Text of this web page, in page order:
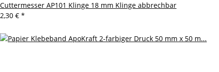
Cuttermesser AP101 Klinge 18 mm Klinge abbrechbar
2,30 € *